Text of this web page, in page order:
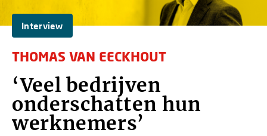
Interview
THOMAS VAN EECKHOUT
‘Veel bedrijven
onderschatten hun
werknemers’